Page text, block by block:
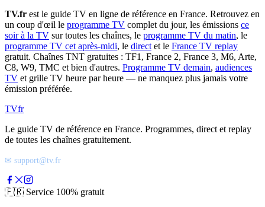
TV.fr est le guide TV en ligne de référence en France. Retrouvez en
un coup d'œil le programme TV complet du jour, les émissions ce
soir à la TV sur toutes les chaînes, le programme TV du matin, le
programme TV cet après-midi, le directet le France TV replay
gratuit. Chaînes TNT gratuites : TF1, France 2, France 3, M6, Arte,
C8, W9, TMC et bien d'autres. Programme TV demain, audiences
TV et grille TV heure par heure — ne manquez plus jamais votre
émission préférée.
TVfr
Le guide TV de référence en France. Programmes, direct et replay
de toutes les chaînes gratuitement.
✉ support@tv.fr
🇫🇷 Service 100% gratuit